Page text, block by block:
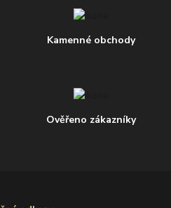
Kamenné obchody
Ověřeno zákazníky